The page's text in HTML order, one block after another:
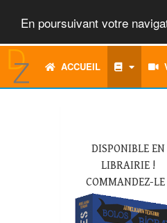
En poursuivant votre
ACCUEIL
DISPONIBLE EN
LIBRAIRIE !
COMMANDEZ-